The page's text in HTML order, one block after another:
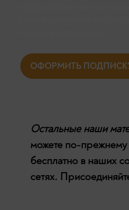
ОФОРМИТЬ
Остальные наши
можете по-прежнему
бесплатно в наших
сетях.